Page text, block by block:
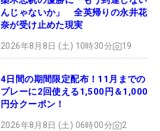
んじゃないか」 全英帰りの永井花
奈が受け止めた現実
2026年8月8日 (土) 10時30分 19
4日間の期間限定配布！11月までの
プレーに2回使える1,500円＆1,000
円分クーポン！
2026年8月8日 (土) 06時00分 2